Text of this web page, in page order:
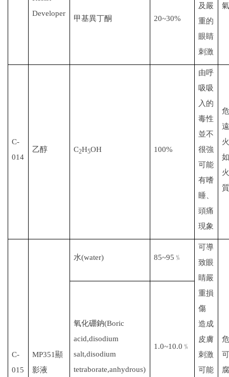
Developer
及嚴
重的
眼睛
刺激
甲基異丁酮
20~30%
C-
014
乙醇 C2H5OH 100%
由呼
吸吸
入的
毒性
並不
很強
可能
有嗜
睡、
頭痛
現象
C-
015
MP351顯
影液
水(water) 85~95 ﹪
可導
致眼
睛嚴
重損
傷
造成
皮膚
刺激
可能
氧化硼鈉(Boric
acid,disodium
salt,disodium
tetraborate,anhydrous)
1.0~10.0 ﹪